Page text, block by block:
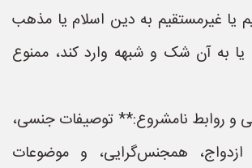
یا غیرمستقیم به دین اسلام یا مذهب
یا به آن شک و شبهه وارد کند، ممنوع
روابط نامشروع:** توصیفات جنسی،
ازدواج، همجنس‌گرایی، و موضوعات